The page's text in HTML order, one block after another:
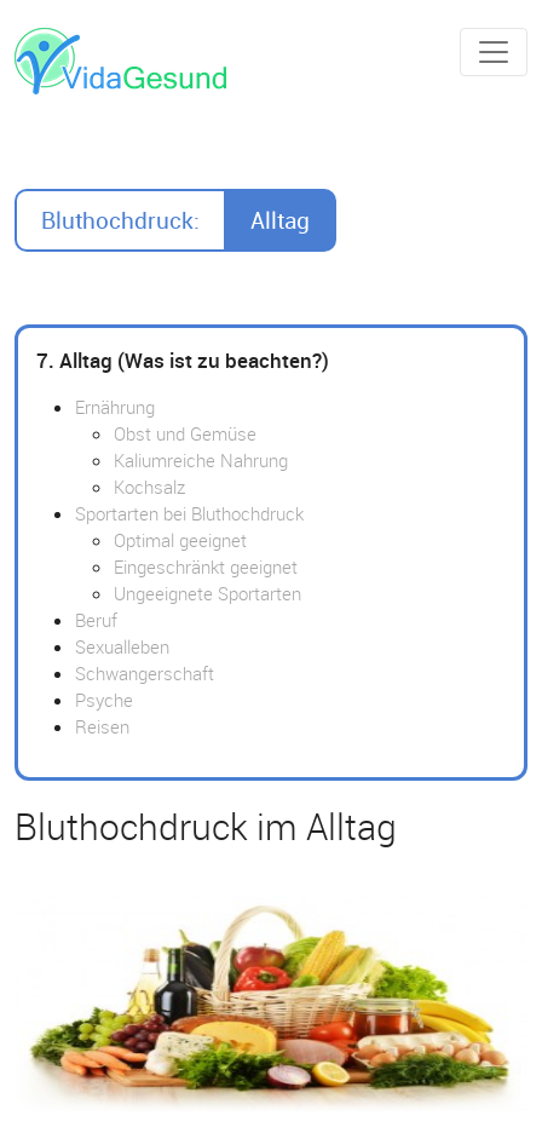
Bluthochdruck: Alltag
7. Alltag (Was ist zu beachten?)
Ernährung
Obst und Gemüse
Kaliumreiche Nahrung
Kochsalz
Sportarten bei Bluthochdruck
Optimal geeignet
Eingeschränkt geeignet
Ungeeignete Sportarten
Beruf
Sexualleben
Schwangerschaft
Psyche
Reisen
Bluthochdruck im Alltag